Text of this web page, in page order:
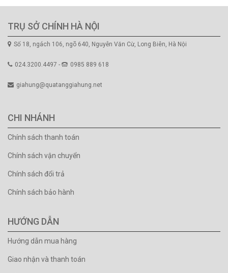
TRỤ SỞ CHÍNH HÀ NỘI
Số 18, ngách 106, ngõ 640, Nguyễn Văn Cừ, Long Biên, Hà Nội
024.3200.4497 - 0985 889 618
giahung@quatanggiahung.net
CHI NHÁNH
Chính sách thanh toán
Chính sách vận chuyển
Chính sách đổi trả
Chính sách bảo hành
HƯỚNG DẪN
Hướng dẫn mua hàng
Giao nhận và thanh toán